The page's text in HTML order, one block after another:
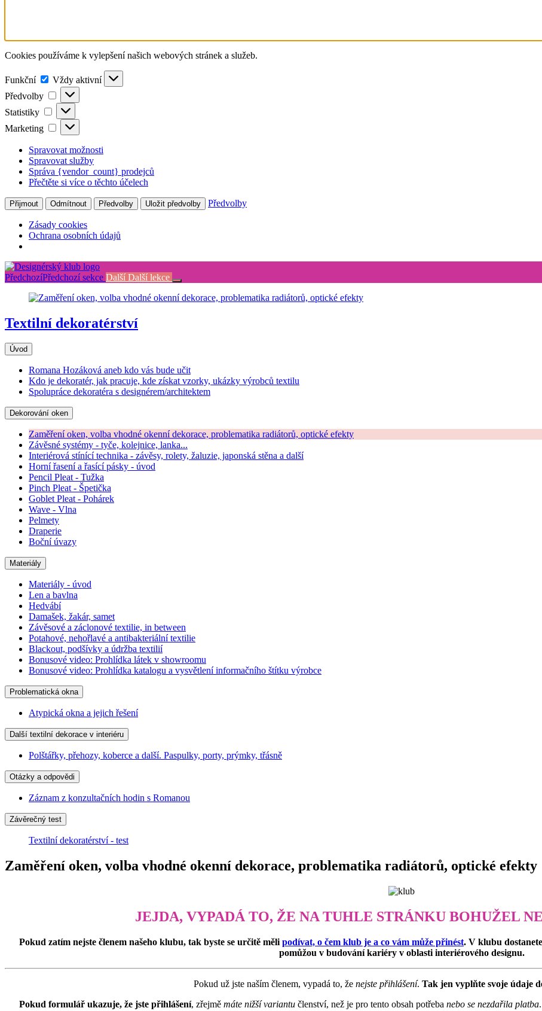
Cookies používáme k vylepšení našich webových stránek a služeb.
Funkční Funkční
Vždy aktivní
Předvolby
Předvolby
Statistiky Statistiky
Marketing Marketing
Spravovat možnosti
Spravovat služby
Správa {vendor_count} prodejců
Přečtěte si více o těchto účelech
Přijmout Odmítnout Předvolby Uložit předvolby Předvolby
Zásady cookies
Ochrana osobních údajů
Return
to
Textilní
PředchozíPředchozí sekce Další Další lekce
Textilní dekoratérství
Úvod
Romana Hozáková aneb kdo vás bude učit
Kdo je dekoratér, jak pracuje, kde získat vzorky, ukázky výrobců textilu
Spolupráce dekoratéra s designérem/architektem
Dekorování oken
Zaměření oken, volba vhodné okenní dekorace, problematika radiátorů, optické efekty
Závěsné systémy - tyče, kolejnice, lanka...
Interiérová stínící technika - závěsy, rolety, žaluzie, japonská stěna a další
Horní řasení a řasící pásky - úvod
Pencil Pleat - Tužka
Pinch Pleat - Špetička
Goblet Pleat - Pohárek
Wave - Vlna
Pelmety
Draperie
Boční úvazy
Materiály
Materiály - úvod
Len a bavlna
Hedvábí
Damašek, žakár, samet
Závěsové a záclonové textilie, in between
Potahové, nehořlavé a antibakteriální textilie
Blackout, podšívky a údržba textilií
Bonusové video: Prohlídka látek v showroomu
Bonusové video: Prohlídka katalogu a vysvětlení informačního štítku výrobce
Problematická okna
Atypická okna a jejich řešení
Další textilní dekorace v interiéru
Polštářky, přehozy, koberce a další. Paspulky, porty, prýmky, třásně
Otázky a odpovědi
Záznam z konzultačních hodin s Romanou
Závěrečný test
Textilní dekoratérství - test
Zaměření oken, volba vhodné okenní dekorace, problematika radiátorů, optické efekty
JEJDA, VYPADÁ TO, ŽE NA TUHLE STRÁNKU BOHUŽEL
Pokud zatím nejste členem našeho klubu, tak byste se určitě měli podívat, o čem klub je a co vám může přinést. V klubu
pomůžou v budování kariéry v oblasti interiérového designu.
Pokud už jste naším členem, vypadá to, že nejste přihlášení. Tak jen vyplňte svoje údaje
Pokud formulář ukazuje, že jste přihlášení, zřejmě máte nižší variantu členství, než je pro tento obsah potřeba nebo se nezdařila platba